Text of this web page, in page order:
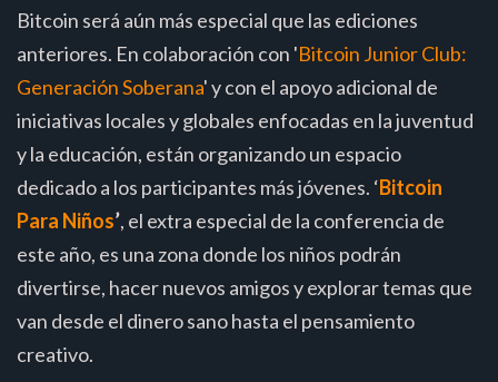
Bitcoin será aún más especial que las ediciones
anteriores. En colaboración con 'Bitcoin Junior Club:
Generación Soberana' y con el apoyo adicional de
iniciativas locales y globales enfocadas en la juventud
y la educación, están organizando un espacio
dedicado a los participantes más jóvenes. ‘Bitcoin
Para Niños’, el extra especial de la conferencia de
este año, es una zona donde los niños podrán
divertirse, hacer nuevos amigos y explorar temas que
van desde el dinero sano hasta el pensamiento
creativo.